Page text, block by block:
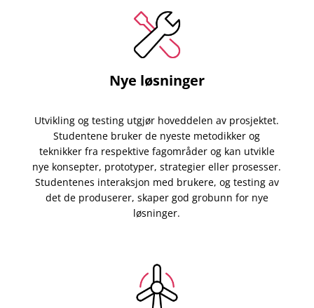
Nye løsninger
Utvikling og testing utgjør hoveddelen av prosjektet.
Studentene bruker de nyeste metodikker og
teknikker fra respektive fagområder og kan utvikle
nye konsepter, prototyper, strategier eller prosesser.
Studentenes interaksjon med brukere, og testing av
det de produserer, skaper god grobunn for nye
løsninger.